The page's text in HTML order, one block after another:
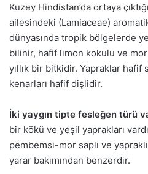
Kuzey Hindistan’da ortaya
ailesindeki (Lamiaceae)
dünyasında tropik bölgelerde
bilinir, hafif limon kokulu ve
yıllık bir bitkidir. Yapraklar
kenarları hafif dişlidir.
İki yaygın tipte fesleğen türü
bir kökü ve yeşil yaprakları
pembemsi-mor saplı ve
yarar bakımından benzerdir.